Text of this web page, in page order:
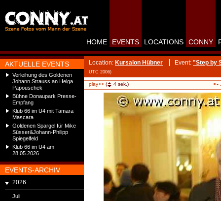
AKTUELLE EVENTS
Verleihung des Goldenen
Johann Strauss an Helga
Papouschek
Bühne Donaupark Presse-
Empfang
Klub 66 im U4 mit Tamara
Mascara
Goldenen Spargel für Mike
Süsser&Johann-Philipp
Spiegelfeld
Klub 66 im U4 am
28.05.2026
EVENTS-ARCHIV
2026
Juli
HOME EVENTS LOCATIONS CONNY
Location: Kursalon Hübner Event: "Step by
UTC 2006)
play>> ( 4 sek.) <-